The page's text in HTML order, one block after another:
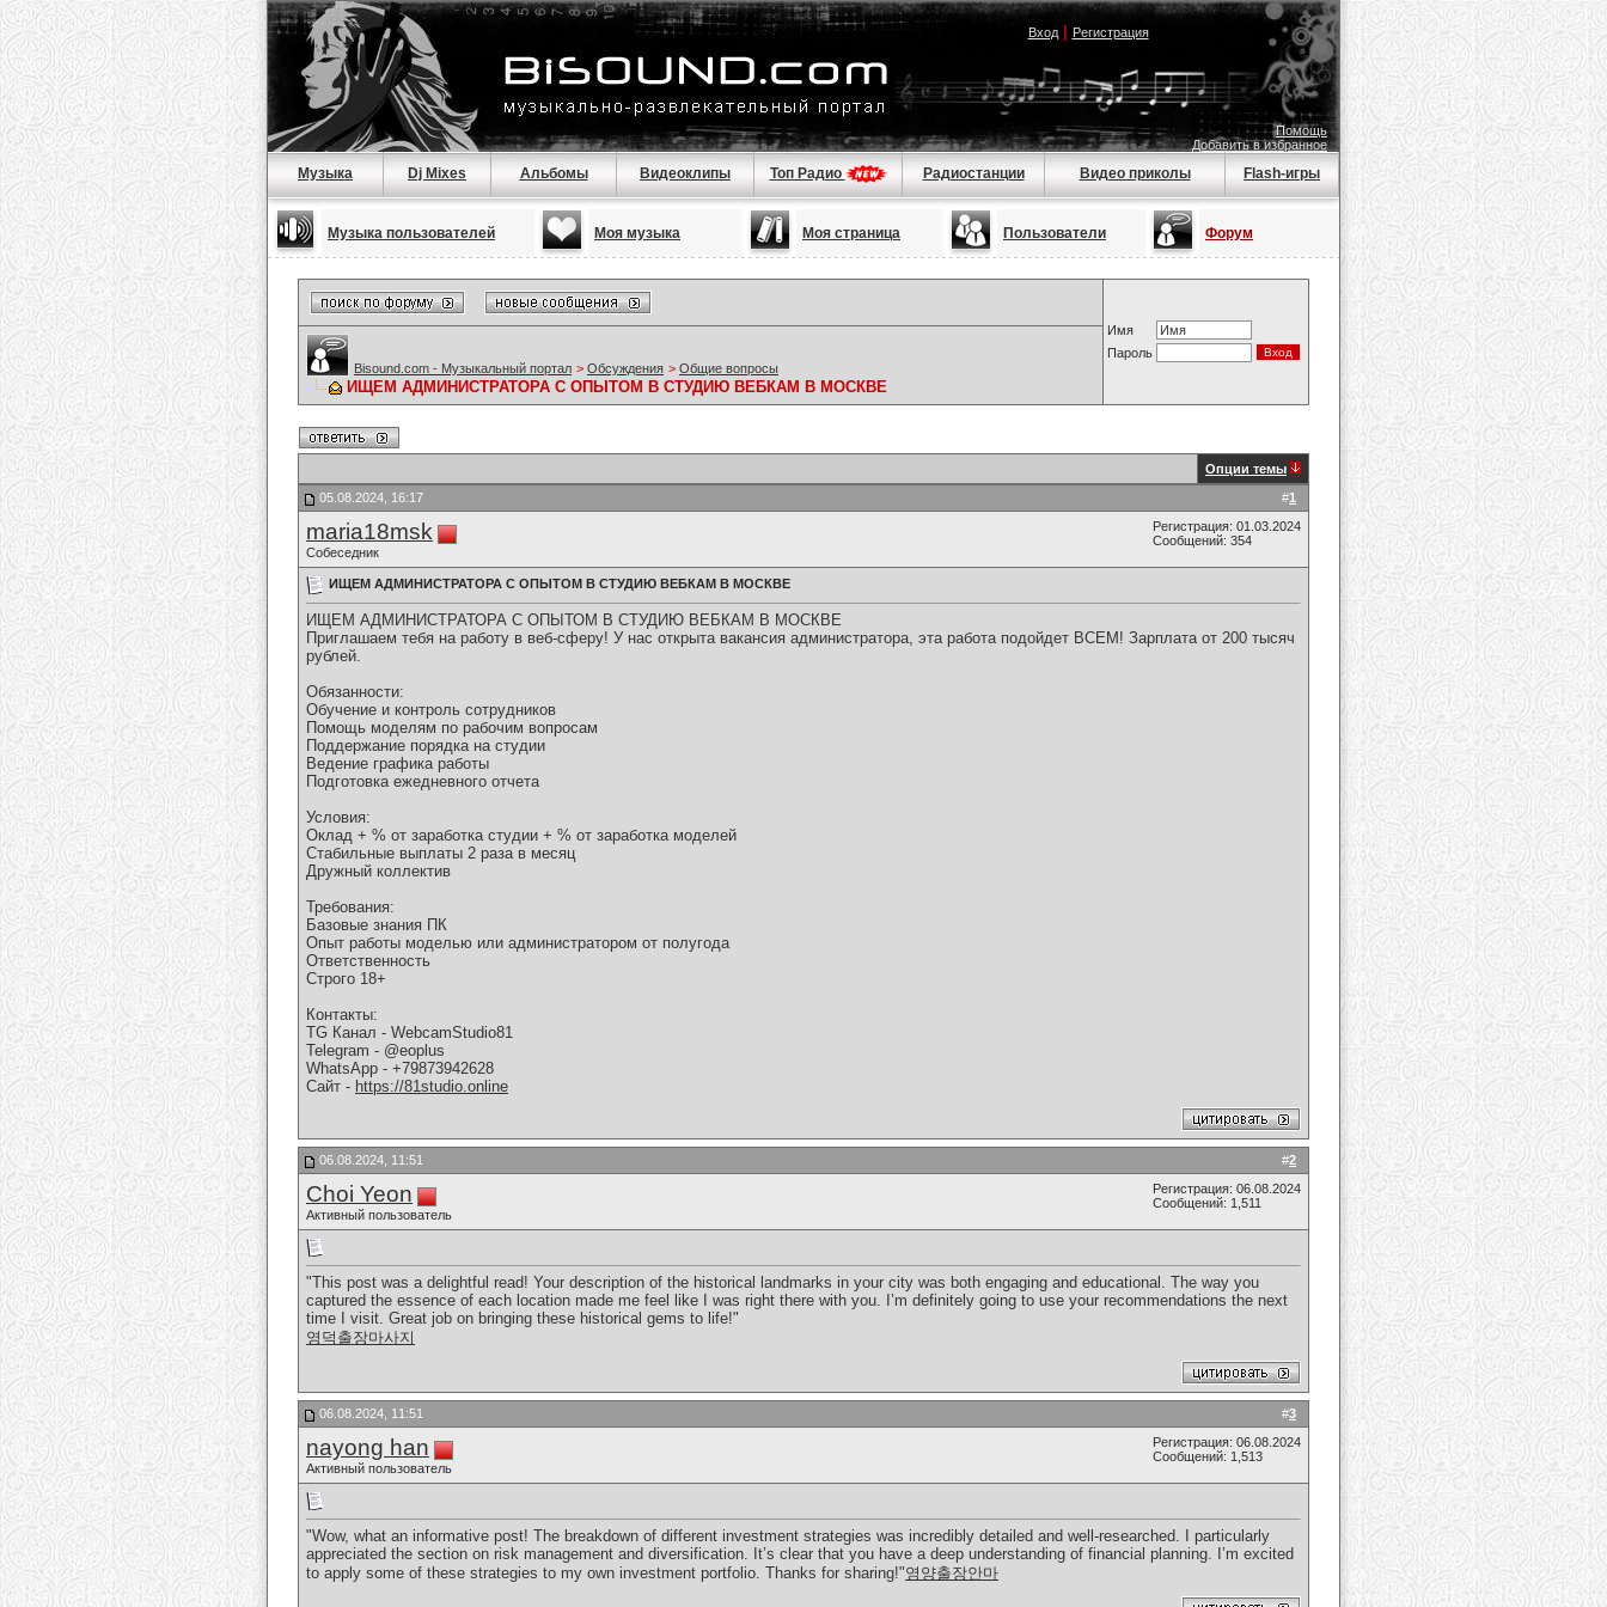
Вход| Регистрация
Помощь
Добавить в избранное
Музыка Dj Mixes Альбомы Видеоклипы Топ Радио Радиостанции Видео приколы Flash-игры
Музыка пользователей Моя музыка Моя страница Пользователи Форум
Имя
Пароль
Bisound.com - Музыкальный портал > Обсуждения > Общие вопросы
ИЩЕМ АДМИНИСТРАТОРА С ОПЫТОМ В СТУДИЮ ВЕБКАМ В МОСКВЕ
Опции темы
#1
05.08.2024, 16:17
maria18msk
Собеседник
Регистрация: 01.03.2024
Сообщений: 354
ИЩЕМ АДМИНИСТРАТОРА С ОПЫТОМ В СТУДИЮ ВЕБКАМ В МОСКВЕ
ИЩЕМ АДМИНИСТРАТОРА С ОПЫТОМ В СТУДИЮ ВЕБКАМ В МОСКВЕ
Приглашаем тебя на работу в веб-сферу! У нас открыта вакансия администратора, эта работа подойдет ВСЕМ! Зарплата от 200 тысяч
рублей.
Обязанности:
Обучение и контроль сотрудников
Помощь моделям по рабочим вопросам
Поддержание порядка на студии
Ведение графика работы
Подготовка ежедневного отчета
Условия:
Оклад + % от заработка студии + % от заработка моделей
Стабильные выплаты 2 раза в месяц
Дружный коллектив
Требования:
Базовые знания ПК
Опыт работы моделью или администратором от полугода
Ответственность
Строго 18+
Контакты:
TG Канал - WebcamStudio81
Telegram - @eoplus
WhatsApp - +79873942628
Сайт - https://81studio.online
#2
06.08.2024, 11:51
Choi Yeon
Активный пользователь
Регистрация: 06.08.2024
Сообщений: 1,511
"This post was a delightful read! Your description of the historical landmarks in your city was both engaging and educational. The way you
captured the essence of each location made me feel like I was right there with you. I’m definitely going to use your recommendations the next
time I visit. Great job on bringing these historical gems to life!"
영덕출장마사지
#3
06.08.2024, 11:51
nayong han
Активный пользователь
Регистрация: 06.08.2024
Сообщений: 1,513
"Wow, what an informative post! The breakdown of different investment strategies was incredibly detailed and well-researched. I particularly
appreciated the section on risk management and diversification. It’s clear that you have a deep understanding of financial planning. I’m excited
to apply some of these strategies to my own investment portfolio. Thanks for sharing!"영양출장안마